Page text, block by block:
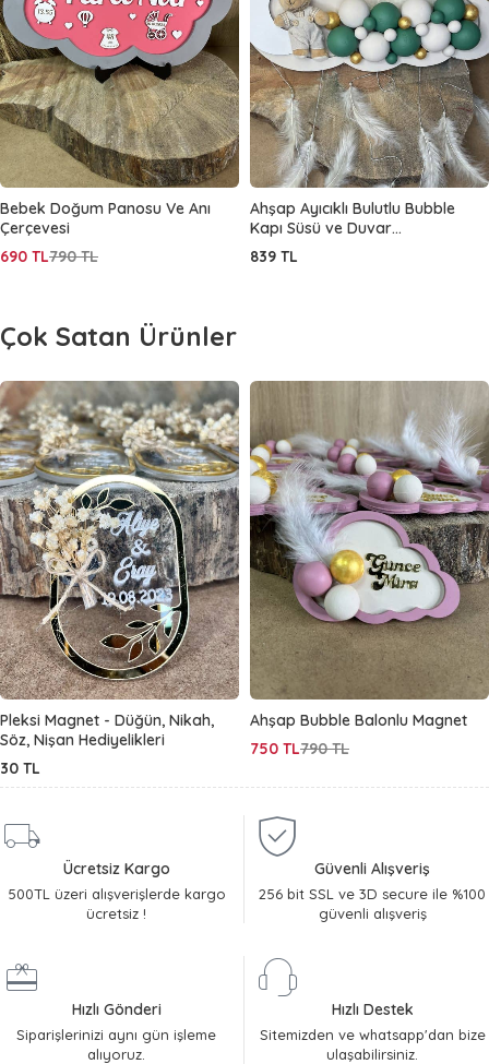
Bebek Doğum Panosu Ve Anı
Çerçevesi
790TL
690 TL
Ahşap Ayıcıklı Bulutlu Bubble
Kapı Süsü ve Duvar
Dekorasyonu
839 TL
Çok Satan Ürünler
Pleksi Magnet - Düğün, Nikah,
Söz, Nişan Hediyelikleri
30 TL
Ahşap Bubble Balonlu Magnet
790TL
750 TL
Ücretsiz Kargo
500TL üzeri alışverişlerde kargo
ücretsiz !
Güvenli Alışveriş
256 bit SSL ve 3D secure ile %100
güvenli alışveriş
Hızlı Gönderi
Siparişlerinizi aynı gün işleme
alıyoruz.
Hızlı Destek
Sitemizden ve whatsapp'dan bize
ulaşabilirsiniz.